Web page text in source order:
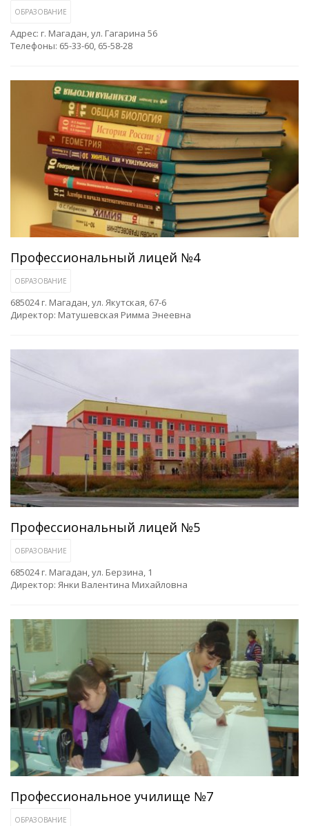
ОБРАЗОВАНИЕ
Адрес: г. Магадан, ул. Гагарина 56
Телефоны: 65-33-60, 65-58-28
Профессиональный лицей №4
ОБРАЗОВАНИЕ
685024 г. Магадан, ул. Якутская, 67-6
Директор: Матушевская Римма Энеевна
Профессиональный лицей №5
ОБРАЗОВАНИЕ
685024 г. Магадан, ул. Берзина, 1
Директор: Янки Валентина Михайловна
Профессиональное училище №7
ОБРАЗОВАНИЕ